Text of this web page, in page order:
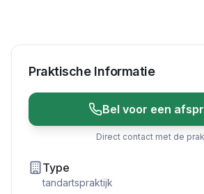
Praktische Informatie
Bel voor een
Direct contact met de
Type
tandartspraktijk